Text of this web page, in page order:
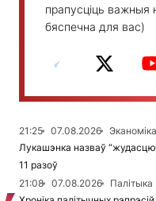
прапусціць важныя
бяспечна для вас)
21:25 07.08.2026
Эканоміка
Лукашэнка назваў
11 разоў
21:08
07.08.2026
Палітыка